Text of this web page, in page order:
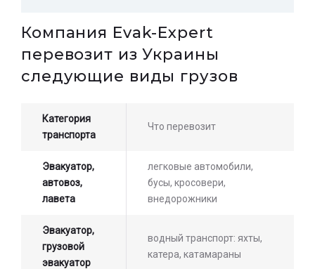
Компания Evak-Expert
перевозит из Украины
следующие виды грузов
Категория
транспорта
Что перевозит
Эвакуатор,
автовоз,
лавета
легковые автомобили,
бусы, кросовери,
внедорожники
Эвакуатор,
грузовой
эвакуатор
водный транспорт: яхты,
катера, катамараны